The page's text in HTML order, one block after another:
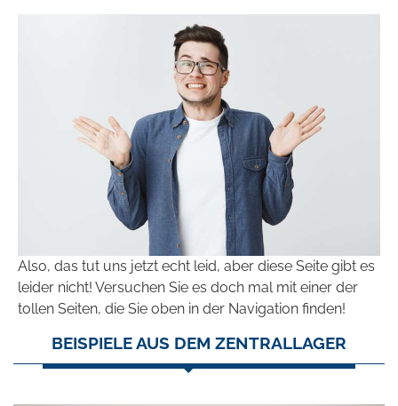
Also, das tut uns jetzt echt leid, aber diese Seite gibt es
leider nicht! Versuchen Sie es doch mal mit einer der
tollen Seiten, die Sie oben in der Navigation finden!
BEISPIELE AUS DEM ZENTRALLAGER